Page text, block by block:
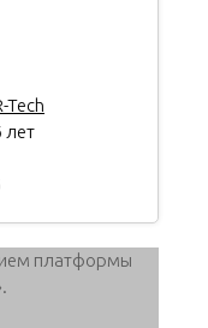
Tech
лет
платформы